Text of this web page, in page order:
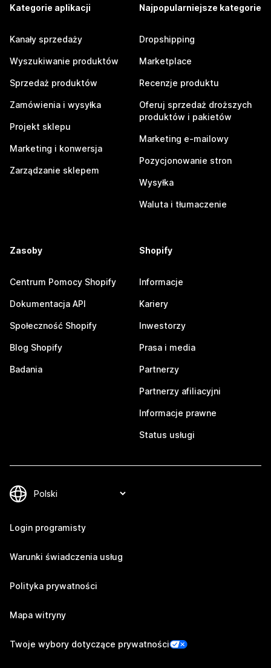
Kategorie aplikacji
Kanały sprzedaży
Wyszukiwanie produktów
Sprzedaż produktów
Zamówienia i wysyłka
Projekt sklepu
Marketing i konwersja
Zarządzanie sklepem
Najpopularniejsze kategorie
Dropshipping
Marketplace
Recenzje produktu
Oferuj sprzedaż droższych
produktów i pakietów
Marketing e-mailowy
Pozycjonowanie stron
Wysyłka
Waluta i tłumaczenie
Zasoby
Centrum Pomocy Shopify
Dokumentacja API
Społeczność Shopify
Blog Shopify
Badania
Shopify
Informacje
Kariery
Inwestorzy
Prasa i media
Partnerzy
Partnerzy afiliacyjni
Informacje prawne
Status usługi
Login programisty
Warunki świadczenia usług
Polityka prywatności
Mapa witryny
Twoje wybory dotyczące prywatności